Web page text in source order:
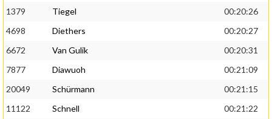
1379
Tiegel
00:20:26
4698
Diethers
00:20:27
6672
Van Gulik
00:20:31
7877
Diawuoh
00:21:09
20049
Schürmann
00:21:15
11122
Schnell
00:21:22